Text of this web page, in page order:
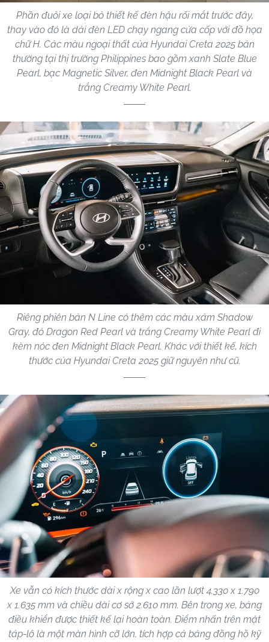
Phần đuôi xe loại bỏ thiết kế đèn hậu rối mắt trước đây,
thay vào đó là dải đèn LED chạy ngang cửa cốp với đồ họa
chữ H. Các màu ngoại thất của Hyundai Creta 2025 bản
thường tại thị trường Philippines bao gồm xanh Slate Blue
Pearl, bạc Magnetic Silver, đen Midnight Black Pearl và
trắng Creamy White Pearl.
Riêng phiên bản N Line có thêm các màu xám Shadow
Gray, đỏ Dragon Red Pearl và trắng Creamy White Pearl đi
kèm nóc đen Midnight Black Pearl. Khác với thiết kế, kích
thước của Hyundai Creta 2025 giữ nguyên như cũ.
Xe vẫn có kích thước dài x rộng x cao lần lượt 4.330 x 1.790
x 1.635 mm và chiều dài cơ sở 2.610 mm. Bên trong xe, bảng
điều khiển được thiết kế lại hoàn toàn. Điểm nhấn trên mặt
táp-lô là một màn hình cỡ lớn, tích hợp cả bảng đồng hồ kỹ